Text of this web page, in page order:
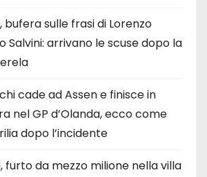
bufera sulle frasi di Lorenzo
Salvini: arrivano le scuse dopo la
cade ad Assen e finisce in
nel GP d’Olanda, ecco come
dopo l’incidente
furto da mezzo milione nella villa